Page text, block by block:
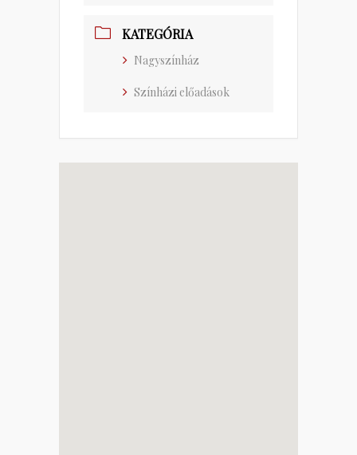
KATEGÓRIA
Nagyszínház
Színházi előadások